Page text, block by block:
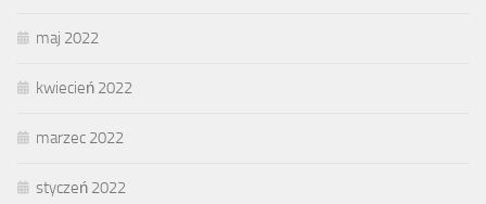
maj 2022
kwiecień 2022
marzec 2022
styczeń 2022